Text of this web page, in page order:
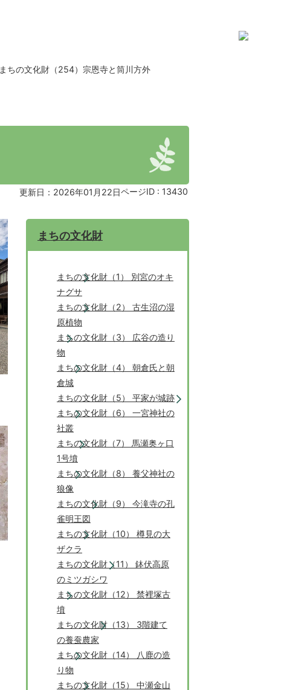
まちの文化財（254）宗恩寺と筒川方外
更新日：2026年01月22日ページID : 13430
まちの文化財
まちの文化財（1） 別宮のオキ
ナグサ
まちの文化財（2） 古生沼の湿
原植物
まちの文化財（3） 広谷の造り
物
まちの文化財（4） 朝倉氏と朝
倉城
まちの文化財（5） 平家が城跡
まちの文化財（6） 一宮神社の
社叢
まちの文化財（7） 馬瀬奥ヶ口
1号墳
まちの文化財（8） 養父神社の
狼像
まちの文化財（9） 今滝寺の孔
雀明王図
まちの文化財（10） 樽見の大
ザクラ
まちの文化財（11） 鉢伏高原
のミツガシワ
まちの文化財（12） 禁裡塚古
墳
まちの文化財（13） 3階建て
の養蚕農家
まちの文化財（14） 八鹿の造
り物
まちの文化財（15） 中瀬金山